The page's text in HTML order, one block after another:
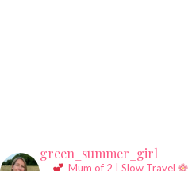
green_summer_girl
Mum of 2 | Slow Travel